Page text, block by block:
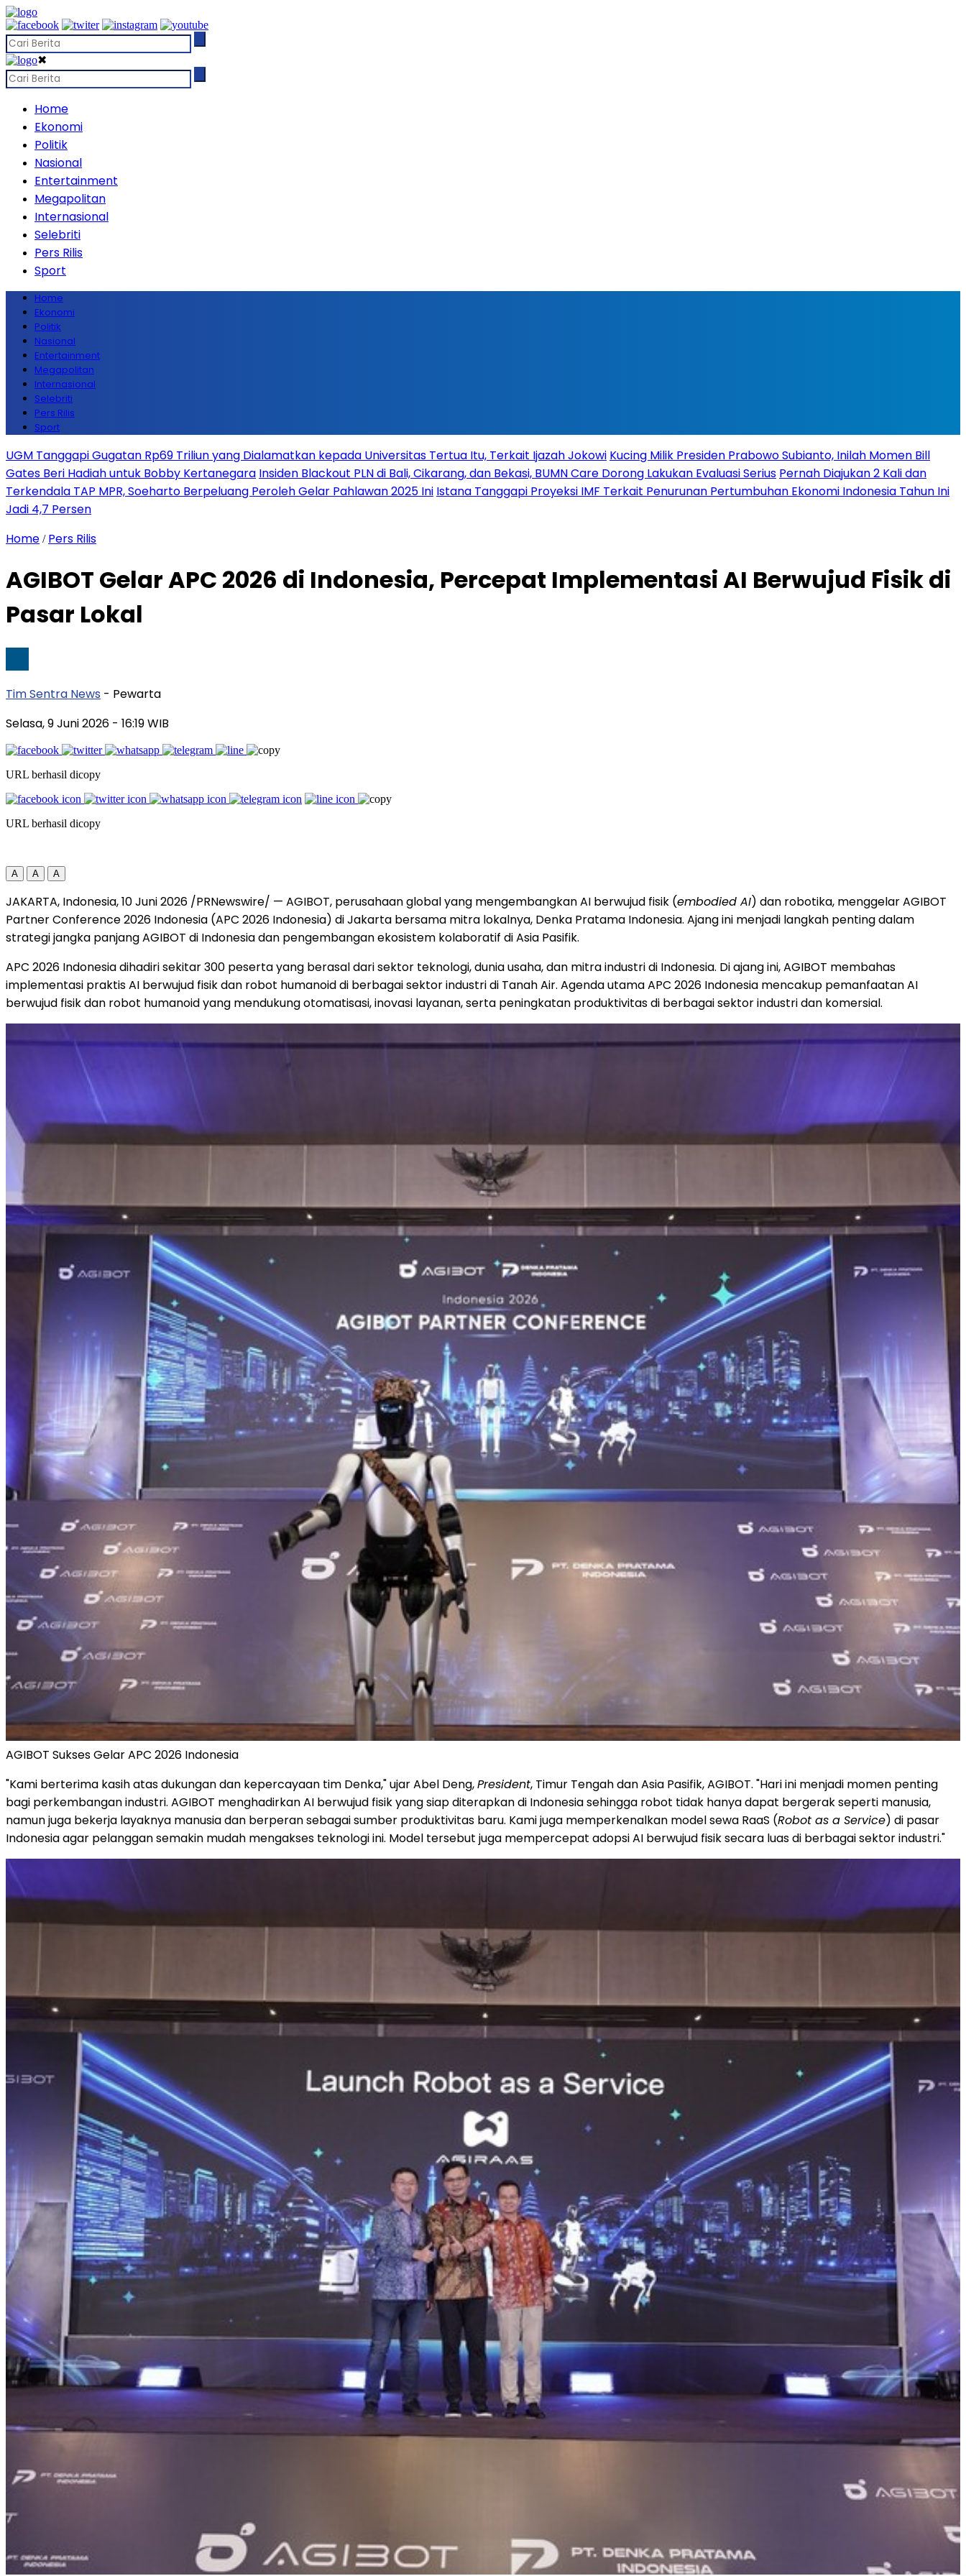
✖
Home
Ekonomi
Politik
Nasional
Entertainment
Megapolitan
Internasional
Selebriti
Pers Rilis
Sport
Home
Ekonomi
Politik
Nasional
Entertainment
Megapolitan
Internasional
Selebriti
Pers Rilis
Sport
UGM Tanggapi Gugatan Rp69 Triliun yang Dialamatkan kepada Universitas Tertua Itu, Terkait Ijazah Jokowi Kucing Milik Presiden Prabowo Subianto, Inilah Momen Bill
Gates Beri Hadiah untuk Bobby Kertanegara Insiden Blackout PLN di Bali, Cikarang, dan Bekasi, BUMN Care Dorong Lakukan Evaluasi Serius Pernah Diajukan 2 Kali dan
Terkendala TAP MPR, Soeharto Berpeluang Peroleh Gelar Pahlawan 2025 Ini Istana Tanggapi Proyeksi IMF Terkait Penurunan Pertumbuhan Ekonomi Indonesia Tahun Ini
Jadi 4,7 Persen
Home / Pers Rilis
AGIBOT Gelar APC 2026 di Indonesia, Percepat Implementasi AI Berwujud Fisik di
Pasar Lokal
Tim Sentra News - Pewarta
Selasa, 9 Juni 2026 - 16:19 WIB
URL berhasil dicopy
URL berhasil dicopy
A A A
JAKARTA, Indonesia, 10 Juni 2026 /PRNewswire/ — AGIBOT, perusahaan global yang mengembangkan AI berwujud fisik (embodied AI) dan robotika, menggelar AGIBOT
Partner Conference 2026 Indonesia (APC 2026 Indonesia) di Jakarta bersama mitra lokalnya, Denka Pratama Indonesia. Ajang ini menjadi langkah penting dalam
strategi jangka panjang AGIBOT di Indonesia dan pengembangan ekosistem kolaboratif di Asia Pasifik.
APC 2026 Indonesia dihadiri sekitar 300 peserta yang berasal dari sektor teknologi, dunia usaha, dan mitra industri di Indonesia. Di ajang ini, AGIBOT membahas
implementasi praktis AI berwujud fisik dan robot humanoid di berbagai sektor industri di Tanah Air. Agenda utama APC 2026 Indonesia mencakup pemanfaatan AI
berwujud fisik dan robot humanoid yang mendukung otomatisasi, inovasi layanan, serta peningkatan produktivitas di berbagai sektor industri dan komersial.
AGIBOT Sukses Gelar APC 2026 Indonesia
"Kami berterima kasih atas dukungan dan kepercayaan tim Denka," ujar Abel Deng,President, Timur Tengah dan Asia Pasifik, AGIBOT. "Hari ini menjadi momen penting
bagi perkembangan industri. AGIBOT menghadirkan AI berwujud fisik yang siap diterapkan di Indonesia sehingga robot tidak hanya dapat bergerak seperti manusia,
namun juga bekerja layaknya manusia dan berperan sebagai sumber produktivitas baru. Kami juga memperkenalkan model sewa RaaS (Robot as a Service) di pasar
Indonesia agar pelanggan semakin mudah mengakses teknologi ini. Model tersebut juga mempercepat adopsi AI berwujud fisik secara luas di berbagai sektor industri."